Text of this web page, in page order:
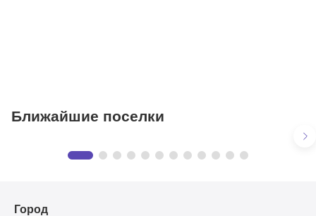
Ближайшие поселки
Усадьбы Архангельское
Город